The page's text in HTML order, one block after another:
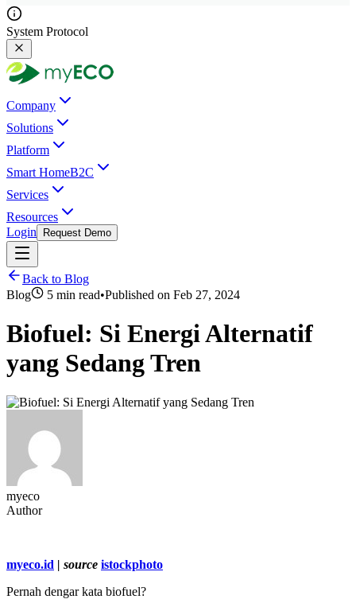
System Protocol
Company
Solutions
Platform
Smart HomeB2C
Services
Resources
Login
Request Demo
Back to Blog
Blog
5 min read•Published on Feb 27, 2024
Biofuel: Si Energi Alternatif
yang Sedang Tren
myeco
Author
myeco.id | source istockphoto
Pernah dengar kata biofuel?